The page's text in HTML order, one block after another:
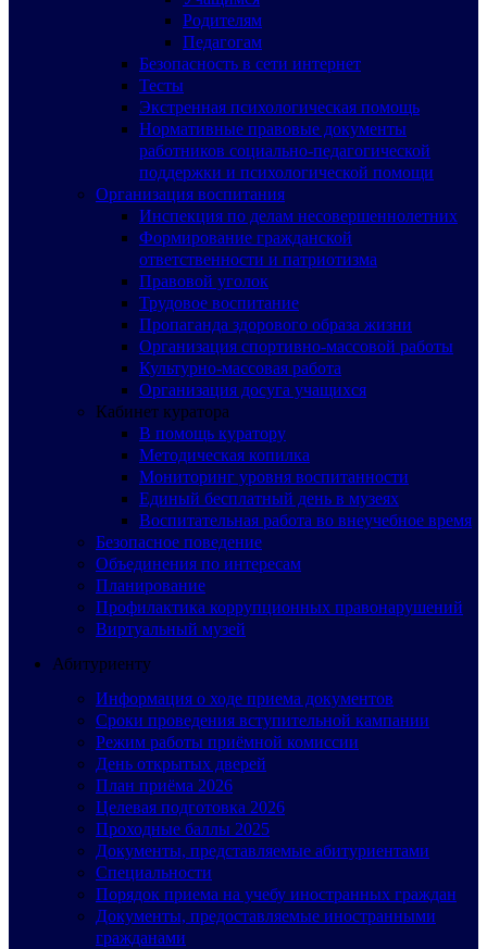
Родителям
Педагогам
Безопасность в сети интернет
Тесты
Экстренная психологическая помощь
Нормативные правовые документы
работников социально-педагогической
поддержки и психологической помощи
Организация воспитания
Инспекция по делам несовершеннолетних
Формирование гражданской
ответственности и патриотизма
Правовой уголок
Трудовое воспитание
Пропаганда здорового образа жизни
Организация спортивно-массовой работы
Культурно-массовая работа
Организация досуга учащихся
Кабинет куратора
В помощь куратору
Методическая копилка
Мониторинг уровня воспитанности
Единый бесплатный день в музеях
Воспитательная работа во внеучебное время
Безопасное поведение
Объединения по интересам
Планирование
Профилактика коррупционных правонарушений
Виртуальный музей
Абитуриенту
Информация о ходе приема документов
Сроки проведения вступительной кампании
Режим работы приёмной комиссии
День открытых дверей
План приёма 2026
Целевая подготовка 2026
Проходные баллы 2025
Документы, представляемые абитуриентами
Специальности
Порядок приема на учебу иностранных граждан
Документы, предоставляемые иностранными
гражданами